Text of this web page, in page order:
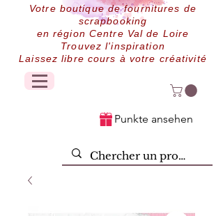
Votre boutique de fournitures de
scrapbooking
en région Centre Val de Loire
Trouvez l'inspiration
Laissez libre cours à votre créativité
Punkte ansehen